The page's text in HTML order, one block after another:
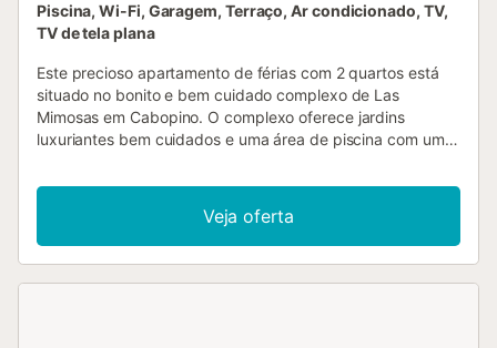
Piscina, Wi-Fi, Garagem, Terraço, Ar condicionado, TV,
TV de tela plana
Este precioso apartamento de férias com 2 quartos está
situado no bonito e bem cuidado complexo de Las
Mimosas em Cabopino. O complexo oferece jardins
luxuriantes bem cuidados e uma área de piscina com uma
apenas 400 metros da praia e do porto de Cabopino,
onde pode ver os iates enquanto desfruta do restaurante
e bar. O complexo fica a poucos minutos do campo de
golfe de Cabopino, para o qual o complexo tem vista. O
Veja oferta